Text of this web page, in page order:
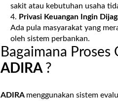
sakit atau kebutuhan usaha
Privasi Keuangan Ingin
Ada pula masyarakat yang
oleh sistem perbankan.
Bagaimana
ADIRA ?
ADIRA menggunakan sistem